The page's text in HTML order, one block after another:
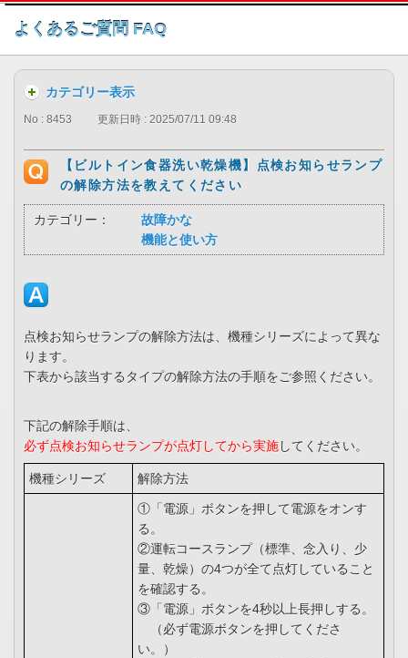
このページの本文へ
よくあるご質問 FAQ
カテゴリー表示
No : 8453 更新日時 : 2025/07/11 09:48
【ビルトイン食器洗い乾燥機】点検お知らせランプ
の解除方法を教えてください
カテゴリー：
故障かな
機能と使い方
点検お知らせランプの解除方法は、機種シリーズによって異な
ります。
下表から該当するタイプの解除方法の手順をご参照ください。
下記の解除手順は、
必ず点検お知らせランプが点灯してから実施してください。
機種シリーズ 解除方法
①「電源」ボタンを押して電源をオンす
る。
②運転コースランプ（標準、念入り、少
量、乾燥）の4つが全て点灯していること
を確認する。
③「電源」ボタンを4秒以上長押しする。
（必ず電源ボタンを押してくださ
い。）